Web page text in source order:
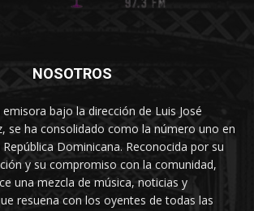
NOSOTROS
emisora bajo la dirección de Luis José
se ha consolidado como la número uno en
Dominicana. Reconocida por su
y su compromiso con la comunidad,
una mezcla de música, noticias y
resuena con los oyentes de todas las